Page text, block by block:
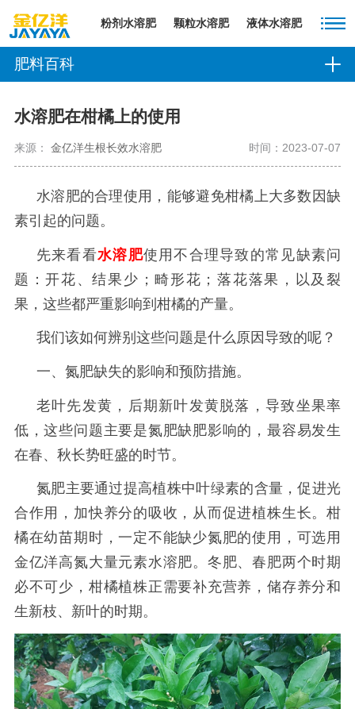
粉剂水溶肥 颗粒水溶肥 液体水溶肥
肥料百科
水溶肥在柑橘上的使用
来源： 金亿洋生根长效水溶肥 时间：2023-07-07
水溶肥的合理使用，能够避免柑橘上大多数因缺
素引起的问题。
先来看看水溶肥使用不合理导致的常见缺素问
题：开花、结果少；畸形花；落花落果，以及裂
果，这些都严重影响到柑橘的产量。
我们该如何辨别这些问题是什么原因导致的呢？
一、氮肥缺失的影响和预防措施。
老叶先发黄，后期新叶发黄脱落，导致坐果率
低，这些问题主要是氮肥缺肥影响的，最容易发生
在春、秋长势旺盛的时节。
氮肥主要通过提高植株中叶绿素的含量，促进光
合作用，加快养分的吸收，从而促进植株生长。柑
橘在幼苗期时，一定不能缺少氮肥的使用，可选用
金亿洋高氮大量元素水溶肥。冬肥、春肥两个时期
必不可少，柑橘植株正需要补充营养，储存养分和
生新枝、新叶的时期。